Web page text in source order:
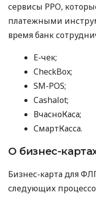
сервисы РРО,
платежными
время банк
E-чек;
CheckBox;
SM-POS;
Cashalot;
ВчасноКаса;
СмартКасса.
О бизнес-
Бизнес-карта для
следующих